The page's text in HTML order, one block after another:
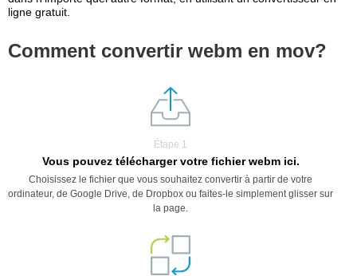
ligne gratuit.
Comment convertir webm en mov?
Étape 1
Vous pouvez télécharger votre fichier webm ici.
Choisissez le fichier que vous souhaitez convertir à partir de votre
ordinateur, de Google Drive, de Dropbox ou faites-le simplement glisser sur
la page.